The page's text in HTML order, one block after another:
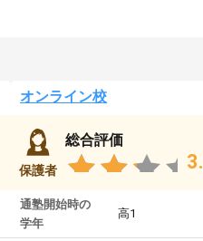
オンライン校
保護者
総合評価
通塾開始時の
学年
高1